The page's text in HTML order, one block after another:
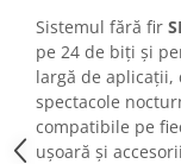
Microfoane
Accesorii pentru
Headset-uri si
Microfoane cu fir
Microfoane de
Sistemul fără fir
pe 24 de biți și
largă de aplicații,
spectacole
compatibile pe
ușoară și